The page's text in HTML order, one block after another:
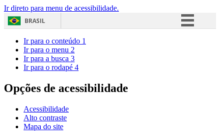
Ir direto para menu de acessibilidade.
BRASIL
Acesso à informação
Ir para o conteúdo 1
Ir para o menu 2
Ir para a busca 3
Ir para o rodapé 4
Opções de acessibilidade
Acessibilidade
Alto contraste
Mapa do site